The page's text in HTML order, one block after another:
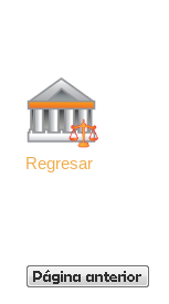
Regresar